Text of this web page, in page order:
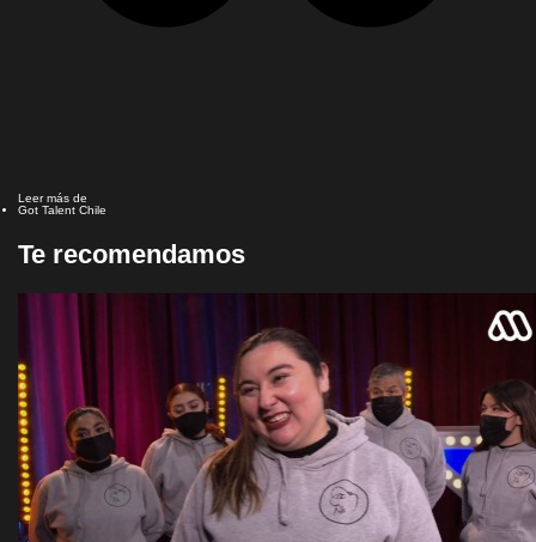
Leer más de
Got Talent Chile
Te recomendamos